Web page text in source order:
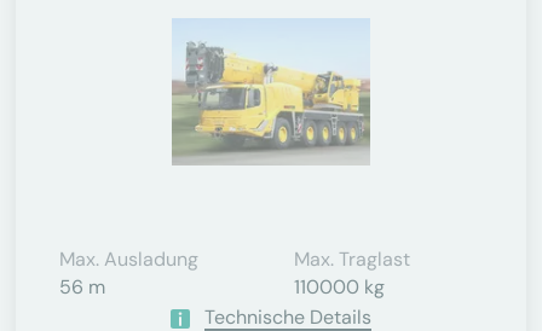
Max. Ausladung
56 m
Max. Traglast
110000 kg
Technische Details